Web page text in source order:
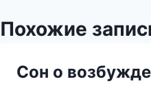
Похожие
Сон о